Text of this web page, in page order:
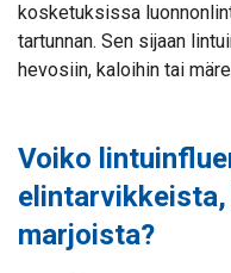
kosketuksissa
tartunnan. Sen sijaan
hevosiin, kaloihin tai
Voiko
marjoista?